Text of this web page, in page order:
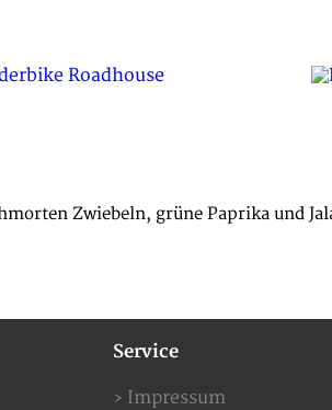
Zwiebeln, grüne Paprika und
Service
Impressum